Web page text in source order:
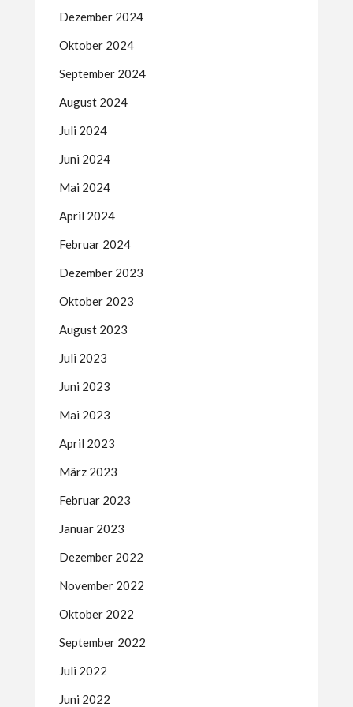
Dezember 2024
Oktober 2024
September 2024
August 2024
Juli 2024
Juni 2024
Mai 2024
April 2024
Februar 2024
Dezember 2023
Oktober 2023
August 2023
Juli 2023
Juni 2023
Mai 2023
April 2023
März 2023
Februar 2023
Januar 2023
Dezember 2022
November 2022
Oktober 2022
September 2022
Juli 2022
Juni 2022